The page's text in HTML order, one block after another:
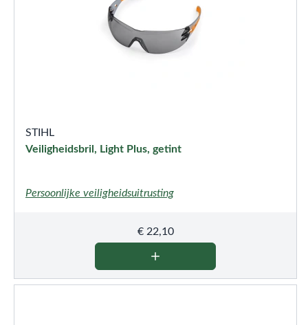
STIHL
Veiligheidsbril, Light Plus, getint
Persoonlijke veiligheidsuitrusting
€22,10